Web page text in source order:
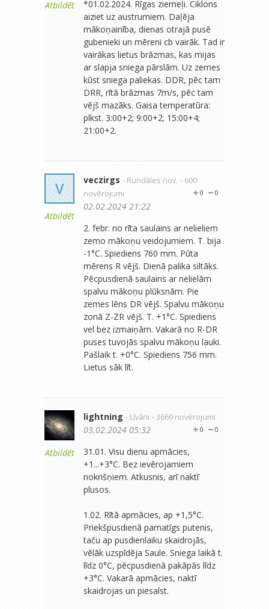
Atbildēt
*01.02.2024. Rīgas ziemeļi. Ciklons
aiziet uz austrumiem. Daļēja
mākoņainība, dienas otrajā pusē
gubenieki un mēreni cb vairāk. Tad ir
vairākas lietus brāzmas, kas mijas
ar slapja sniega pārslām. Uz zemes
kūst sniega paliekas. DDR, pēc tam
DRR, rītā brāzmas 7m/s, pēc tam
vējš mazāks. Gaisa temperatūra:
plkst. 3:00+2; 9:00+2; 15:00+4;
21:00+2.
V
Atbildēt
veczirgs - Rundāles nov. - 600
novērojumi
0
0
02.02.2024 21:22
2. febr. no rīta saulains ar nelieliem
zemo mākoņu veidojumiem. T. bija
-1°C. Spiediens 760 mm. Pūta
mērens R vējš. Dienā palika siltāks.
Pēcpusdienā saulains ar nelielām
spalvu mākoņu plūksnām. Pie
zemes lēns DR vējš. Spalvu mākoņu
zonā Z-ZR vējš. T. +1°C. Spiediens
vel bez izmaiņām. Vakarā no R-DR
puses tuvojās spalvu mākoņu lauki.
Pašlaik t. +0°C. Spiediens 756 mm.
Lietus sāk līt.
Atbildēt
lightning - Līvāni - 3669 novērojumi
0
0
03.02.2024 05:32
31.01. Visu dienu apmācies,
+1...+3°C. Bez ievērojamiem
nokrišņiem. Atkusnis, arī naktī
plusos.
1.02. Rītā apmācies, ap +1,5°C.
Priekšpusdienā pamatīgs putenis,
taču ap pusdienlaiku skaidrojās,
vēlāk uzspīdēja Saule. Sniega laikā t.
līdz 0°C, pēcpusdienā pakāpās līdz
+3°C. Vakarā apmācies, naktī
skaidrojas un piesalst.